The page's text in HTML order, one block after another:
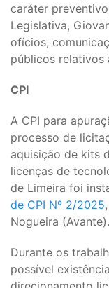
caráter
Legislativa,
ofícios,
públicos relativos
CPI
A CPI para
processo de
aquisição de kits
licenças de
de Limeira foi
de CPI Nº 2/2025
Nogueira (Avante).
Durante os
possível